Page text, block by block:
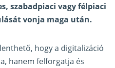
szabadpiaci vagy félpiaci
vonja maga után.
hogy a digitalizáció
hanem felforgatja és